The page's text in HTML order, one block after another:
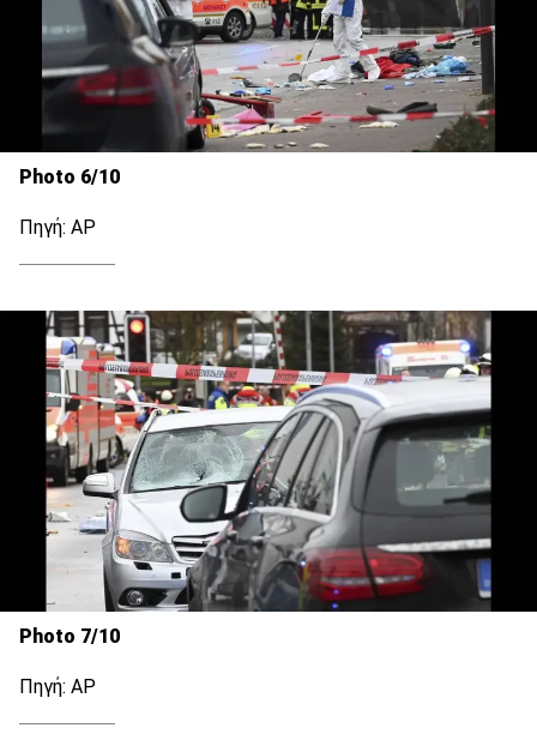
Photo 6/10
Πηγή: ΑΡ
Photo 7/10
Πηγή: ΑΡ